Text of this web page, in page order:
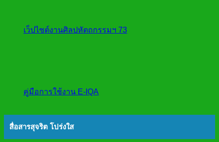
เว็ปไซต์งานศิลปหัตถกรรมฯ 73
คู่มือการใช้งาน E-IQA
สื่อสารสุจริต โปร่งใส